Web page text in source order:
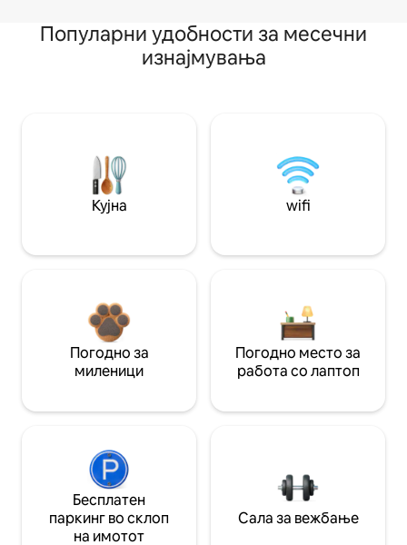
Популарни удобности за месечни
изнајмувања
Кујна wifi
Погодно за
миленици
Погодно место за
работа со лаптоп
Бесплатен
паркинг во склоп
на имотот
Сала за вежбање